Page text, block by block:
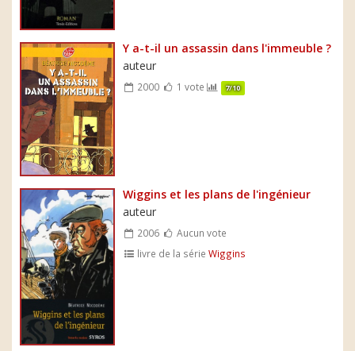
Y a-t-il un assassin dans l'immeuble ?
auteur
2000 1 vote 7/10
Wiggins et les plans de l'ingénieur
auteur
2006
Aucun vote
livre de la sérieWiggins